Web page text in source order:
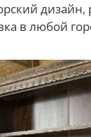
дизайн,
в любой